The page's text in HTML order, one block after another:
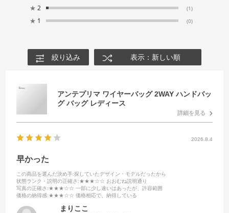
★ 2 (1)
★ 1 (0)
絞り込み 表示：新しい順
アンテプリマ ワイヤーバッグ 2WAY ハンドバッ
グ バッグ レディース
詳細を見る
2026.8.4
早かった
この商品を選んだ決め手:探していたデザイン・モデルだったから
状態ランク・説明の正確さ :★★★☆☆ おおむね説明通り
写真の正確さ :★★★☆☆ 一部に少し違いはあったが、許容範囲
価格の納得感:★★★☆☆ 価格相応で、納得している
まりここ